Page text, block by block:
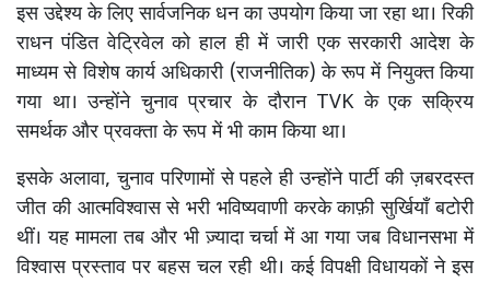
इस उद्देश्य के लिए सार्वजनिक धन का उपयोग किया जा रहा था। रिकी
राधन पंडित वेट्रिवेल को हाल ही में जारी एक सरकारी आदेश के
माध्यम से विशेष कार्य अधिकारी (राजनीतिक) के रूप में नियुक्त किया
गया था। उन्होंने चुनाव प्रचार के दौरान TVK के एक सक्रिय
समर्थक और प्रवक्ता के रूप में भी काम किया था।
इसके अलावा, चुनाव परिणामों से पहले ही उन्होंने पार्टी की ज़बरदस्त
जीत की आत्मविश्वास से भरी भविष्यवाणी करके काफ़ी सुर्खियाँ बटोरी
थीं। यह मामला तब और भी ज़्यादा चर्चा में आ गया जब विधानसभा में
विश्वास प्रस्ताव पर बहस चल रही थी। कई विपक्षी विधायकों ने इस